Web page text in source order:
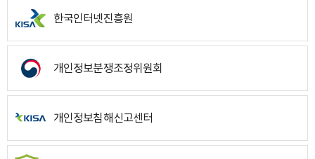
한국인터넷진흥원
개인정보분쟁조정위원회
개인정보침해신고센터